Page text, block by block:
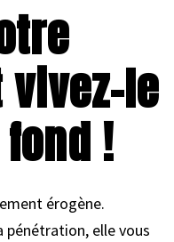
le
!
érogène.
pénétration, elle vous